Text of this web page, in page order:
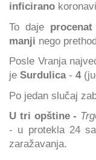
inficirano
To daje procenat
manji nego
Posle Vranja
je Surdulica- 4
Po jedan slučaj
U tri opštine -
- u protekla 24
zaražavanja.